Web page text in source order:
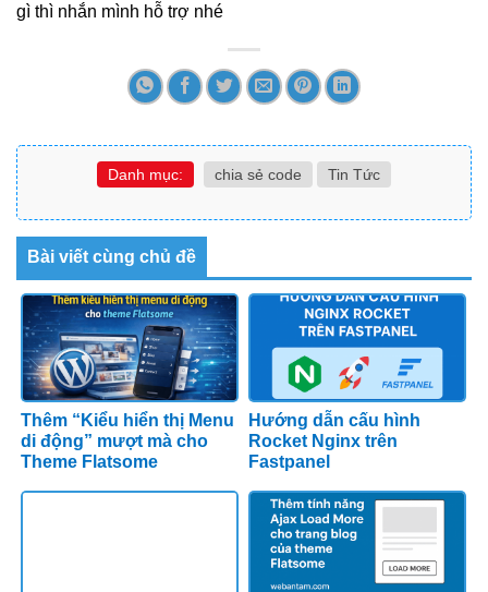
gì thì nhắn mình hỗ trợ nhé
Danh mục: chia sẻ code Tin Tức
Bài viết cùng chủ đề
Thêm “Kiểu hiển thị Menu
di động” mượt mà cho
Theme Flatsome
Hướng dẫn cấu hình
Rocket Nginx trên
Fastpanel